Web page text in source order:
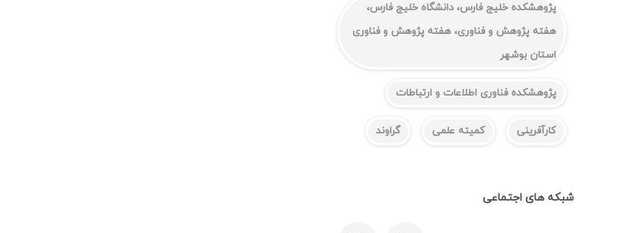
پژوهشکده خلیج فارس، دانشگاه خلیج فارس،
هفته پژوهش و فناوری، هفته پژوهش و فناوری
استان بوشهر
پژوهشکده فناوری اطلاعات و ارتباطات
کارآفرینی کمیته علمی گراوند
شبکه های اجتماعی